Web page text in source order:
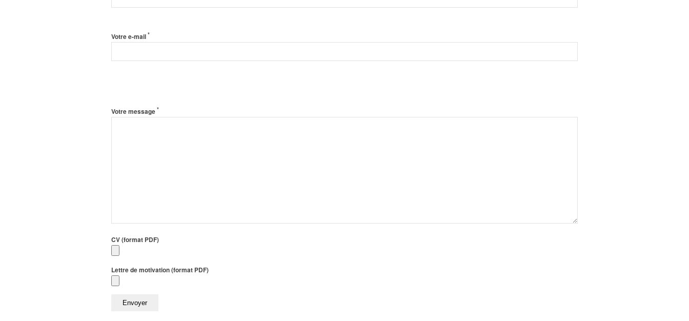
Votre e-mail *
Votre message *
CV (format PDF)
Lettre de motivation (format PDF)